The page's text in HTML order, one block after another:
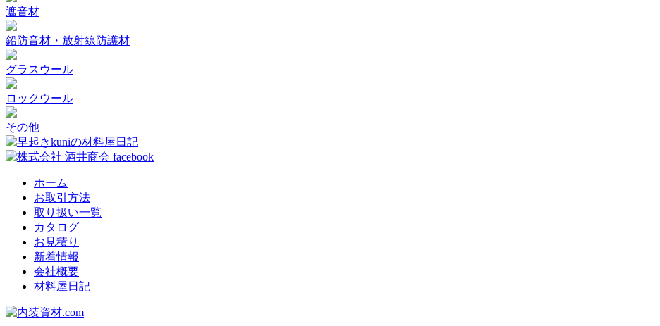
遮音材
鉛防音材・放射線防護材
グラスウール
ロックウール
その他
ホーム
お取引方法
取り扱い一覧
カタログ
お見積り
新着情報
会社概要
材料屋日記